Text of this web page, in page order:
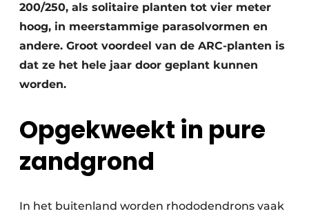
200/250, als solitaire planten tot vier meter
hoog, in meerstammige parasolvormen en
andere. Groot voordeel van de ARC-planten is
dat ze het hele jaar door geplant kunnen
worden.
Opgekweekt in pure
zandgrond
In het buitenland worden rhododendrons vaak